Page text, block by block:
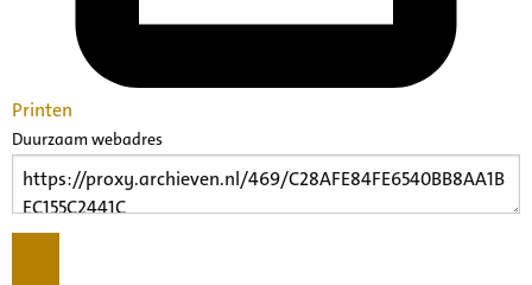
Printen
Duurzaam webadres